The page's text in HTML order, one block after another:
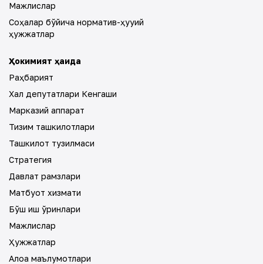
Мажлислар
Соҳалар бўйича норматив-ҳуқуқий
ҳужжатлар
Ҳокимият ҳақида
Раҳбарият
Халқ депутатлари Кенгаши
Марказий аппарат
Тизим ташкилотлари
Ташкилот тузилмаси
Стратегия
Давлат рамзлари
Матбуот хизмати
Бўш иш ўринлари
Мажлислар
Ҳужжатлар
Алоқа маълумотлари